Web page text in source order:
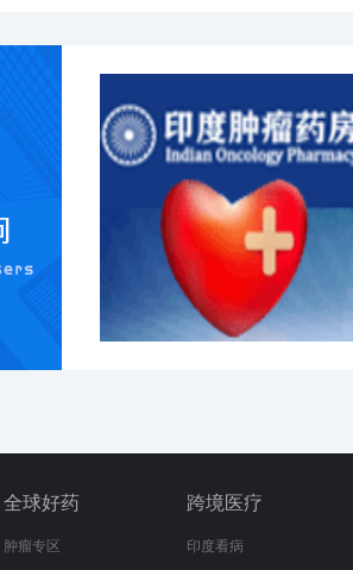
全球好药
肿瘤专区
跨境医疗
印度看病